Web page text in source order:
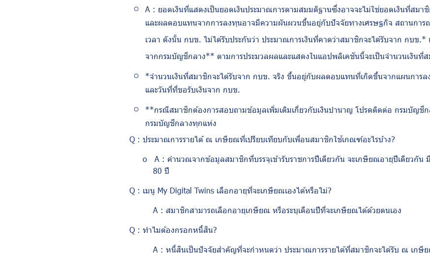
A : ยอดเงินที่แสดงเป็นยอดเงินประมาณการตามสมมติฐานซึ่งอาจจะไม่ใช่ยอดเงินที่สม
และผลตอบแทนจากการลงทุนอาจมีความผันผวนขึ้นอยู่กับปัจจัยทางเศรษฐกิจ สถานกา
เวลา ดังนั้น กบข. ไม่ได้รับประกันว่า ประมาณการเงินที่คาดว่าสมาชิกจะได้รับจาก กบข
จากกรมบัญชีกลาง** ตามการประมวลผลและแสดงในแอปพลิเคชันนี้จะเป็นจำนวนเงินที่
*จำนวนเงินที่สมาชิกจะได้รับจาก กบข. จริง ขึ้นอยู่กับผลตอบแทนที่เกิดขึ้นจากแผนการ
และวันที่ที่ขอรับเงินจาก กบข.
**กรณีสมาชิกต้องการสอบถามข้อมูลเพิ่มเติมเกี่ยวกับเงินบำนาญ โปรดติดต่อ กรมบัญชี
กรมบัญชีกลางทุกแห่ง
Q : ประมาณการรายได้ ณ เกษียณที่เปรียบเทียบกับเพื่อนสมาชิกใช้เกณฑ์อะไรบ้าง?
o A : คำนวณจากข้อมูลสมาชิกที่บรรจุเข้ารับราชการปีเดียวกัน จะเกษียณอายุปีเดียวกั
80 ปี
Q : เมนู My Digital Twins เลือกอายุที่จะเกษียณเองได้หรือไม่?
A : สมาชิกสามารถเลือกอายุเกษียณ หรือระบุเดือนปีที่จะเกษียณได้ด้วยตนเอง
Q : ทำไมต้องกรอกหนี้สิน?
A : หนี้สินเป็นปัจจัยสำคัญที่จะกำหนดว่า ประมาณการรายได้ที่สมาชิกจะได้รับ ณ เก